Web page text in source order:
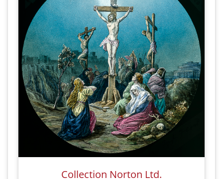
Collection Norton Ltd.